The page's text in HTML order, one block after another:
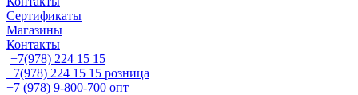
Сертификаты
Магазины
Контакты
+7(978) 224 15 15
+7(978) 224 15 15 розница
+7 (978) 9-800-700 опт